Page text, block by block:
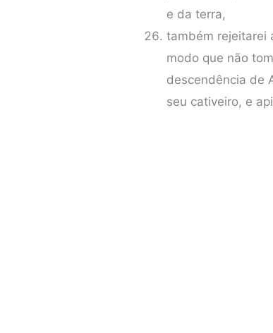
e da terra,
também rejeitarei
modo que não
descendência de
seu cativeiro, e